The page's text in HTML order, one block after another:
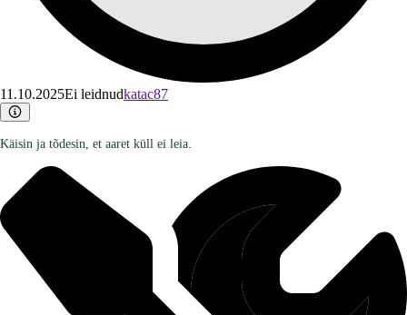
11.10.2025Ei leidnudkatac87
Käisin ja tõdesin, et aaret küll ei leia.